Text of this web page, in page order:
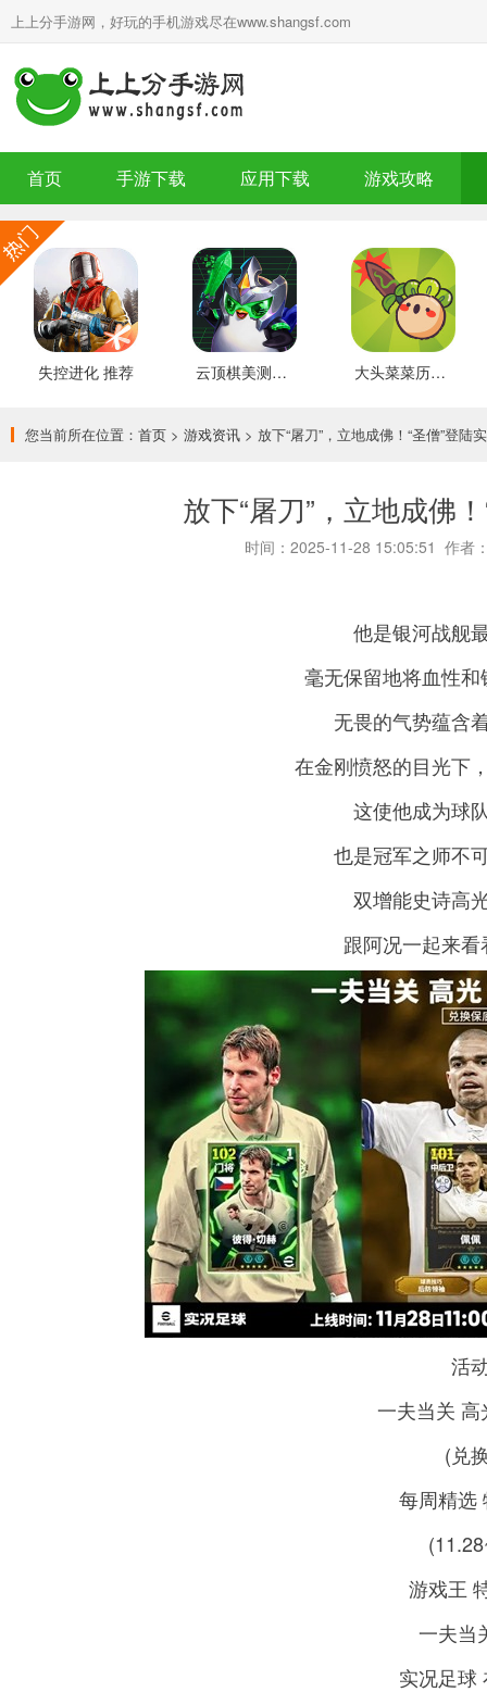
上上分手游网，好玩的手机游戏尽在www.shangsf.com
首页 手游下载 应用下载 游戏攻略
失控进化 推荐 云顶棋美测服 最新版 大头菜菜历险记 好玩的
您当前所在位置： 首页 > 游戏资讯 > 放下“屠刀”，立地成佛！“圣僧”登陆
放下“屠刀”，立地成佛
时间：2025-11-28 15:05:51 作者
他是银河战舰
毫无保留地将血性
无畏的气势蕴含
在金刚愤怒的目光下
这使他成为球
也是冠军之师不
双增能史诗高
跟阿况一起来
活
一夫当关
(兑
每周精选
游戏王
一夫当
实况足球